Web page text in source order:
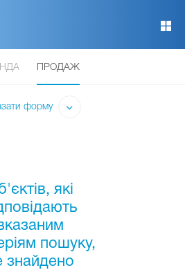
ПРОДАЖ
форму
які
пошуку,
знайдено